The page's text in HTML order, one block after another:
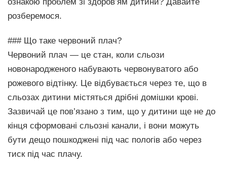
розберемося.
### Що таке червоний плач?
Червоний плач — це стан, коли сльози
новонародженого набувають червонуватого або
рожевого відтінку. Це відбувається через те, що в
сльозах дитини містяться дрібні домішки крові.
Зазвичай це пов’язано з тим, що у дитини ще не до
кінця сформовані сльозні канали, і вони можуть
бути дещо пошкоджені під час пологів або через
тиск під час плачу.